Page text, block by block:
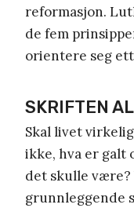
reformasjon.
de fem
orientere seg
SKRIFTEN
Skal livet
ikke, hva er galt
det skulle være?
grunnleggende